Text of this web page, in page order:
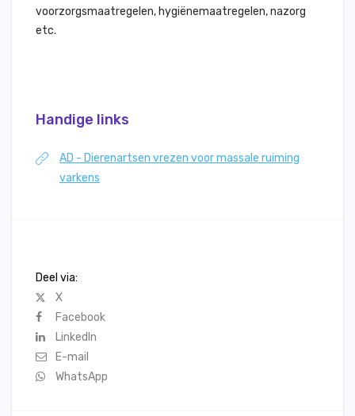
voorzorgsmaatregelen, hygiënemaatregelen, nazorg
etc.
Handige links
AD - Dierenartsen vrezen voor massale ruiming
varkens
Deel via:
X
Facebook
LinkedIn
E-mail
WhatsApp